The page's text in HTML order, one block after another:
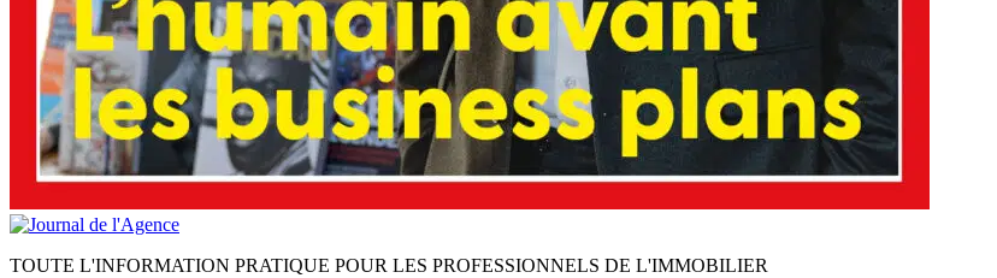
TOUTE L'INFORMATION PRATIQUE POUR LES PROFESSIONNELS DE L'IMMOBILIER